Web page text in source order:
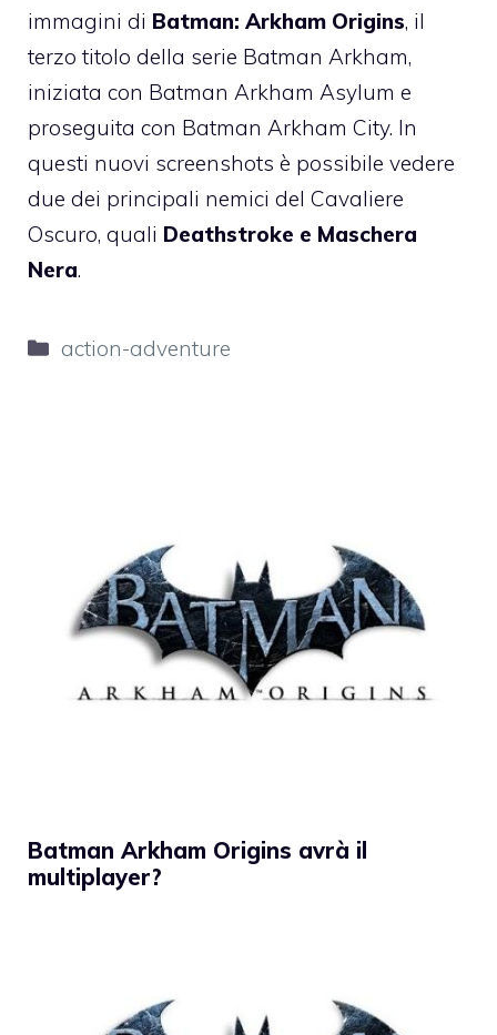
immagini di Batman: Arkham Origins, il
terzo titolo della serie Batman Arkham,
iniziata con Batman Arkham Asylum e
proseguita con Batman Arkham City. In
questi nuovi screenshots è possibile vedere
due dei principali nemici del Cavaliere
Oscuro, quali Deathstroke e Maschera
Nera.
Categorie
action-adventure
Batman Arkham Origins avrà il
multiplayer?